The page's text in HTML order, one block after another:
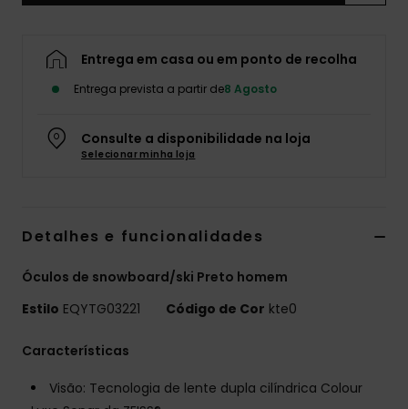
Entrega em casa ou em ponto de recolha
Entrega prevista a partir de8 Agosto
Consulte a disponibilidade na loja
Selecionar minha loja
Detalhes e funcionalidades
Óculos de snowboard/ski Preto homem
Estilo EQYTG03221 Código de Cor kte0
Características
Visão: Tecnologia de lente dupla cilíndrica Colour